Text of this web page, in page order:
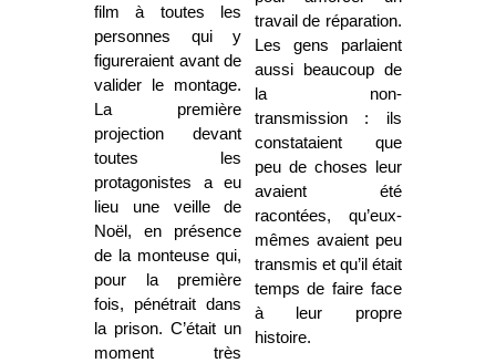
film à toutes les
personnes qui y
figureraient avant de
valider le montage.
La première
projection devant
toutes les
protagonistes a eu
lieu une veille de
Noël, en présence
de la monteuse qui,
pour la première
fois, pénétrait dans
la prison. C’était un
moment très
travail de réparation.
Les gens parlaient
aussi beaucoup de
la non-
transmission : ils
constataient que
peu de choses leur
avaient été
racontées, qu’eux-
mêmes avaient peu
transmis et qu’il était
temps de faire face
à leur propre
histoire.